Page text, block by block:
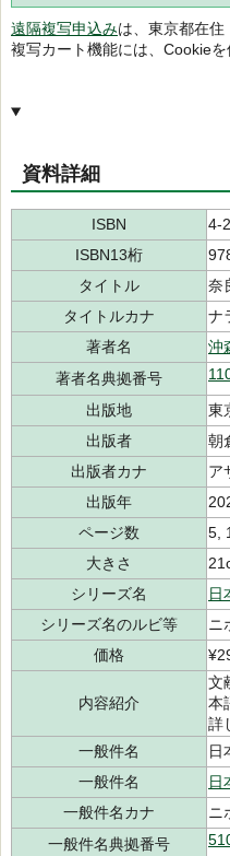
遠隔複写申込みは、東京都在
複写カート機能には、Cookie
資料詳細
ISBN
4-
ISBN13桁
タイトル
奈
タイトルカナ
ナ
著者名
沖
著者名典拠番号
出版地
東
出版者
朝
出版者カナ
ア
出版年
ページ数
5,
大きさ
シリーズ名
日
シリーズ名のルビ等
ニ
価格
内容紹介
文
本
詳
一般件名
日
一般件名
日
一般件名カナ
ニ
一般件名典拠番号